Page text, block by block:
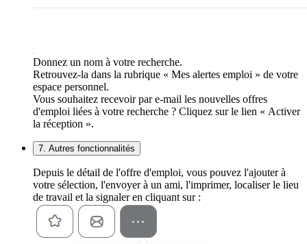
Donnez un nom à votre recherche.
Retrouvez-la dans la rubrique « Mes alertes emploi » de votre
espace personnel.
Vous souhaitez recevoir par e-mail les nouvelles offres
d'emploi liées à votre recherche ? Cliquez sur le lien « Activer
la réception ».
7. Autres fonctionnalités
Depuis le détail de l'offre d'emploi, vous pouvez l'ajouter à
votre sélection, l'envoyer à un ami, l'imprimer, localiser le lieu
de travail et la signaler en cliquant sur :